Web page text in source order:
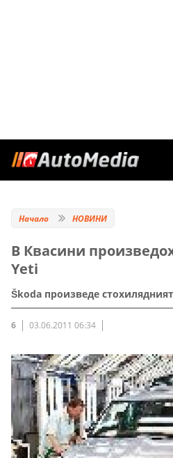
Начало НОВИНИ
В Квасини
Yeti
Škoda произведе
6 03.06.2011 06:34